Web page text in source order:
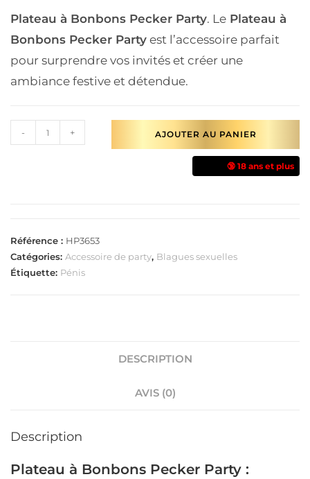
Plateau à Bonbons Pecker Party. Le Plateau à
Bonbons Pecker Party est l’accessoire parfait
pour surprendre vos invités et créer une
ambiance festive et détendue.
- + AJOUTER AU PANIER
🔞 18 ans et plus
Référence : HP3653
Catégories: Accessoire de party, Blagues sexuelles
Étiquette: Pénis
DESCRIPTION
AVIS (0)
Description
Plateau à Bonbons Pecker Party :